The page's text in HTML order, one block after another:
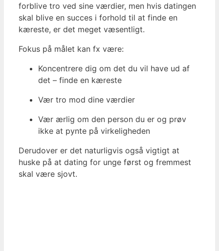
forblive tro ved sine værdier, men hvis datingen
skal blive en succes i forhold til at finde en
kæreste, er det meget væsentligt.
Fokus på målet kan fx være:
Koncentrere dig om det du vil have ud af
det – finde en kæreste
Vær tro mod dine værdier
Vær ærlig om den person du er og prøv
ikke at pynte på virkeligheden
Derudover er det naturligvis også vigtigt at
huske på at dating for unge først og fremmest
skal være sjovt.